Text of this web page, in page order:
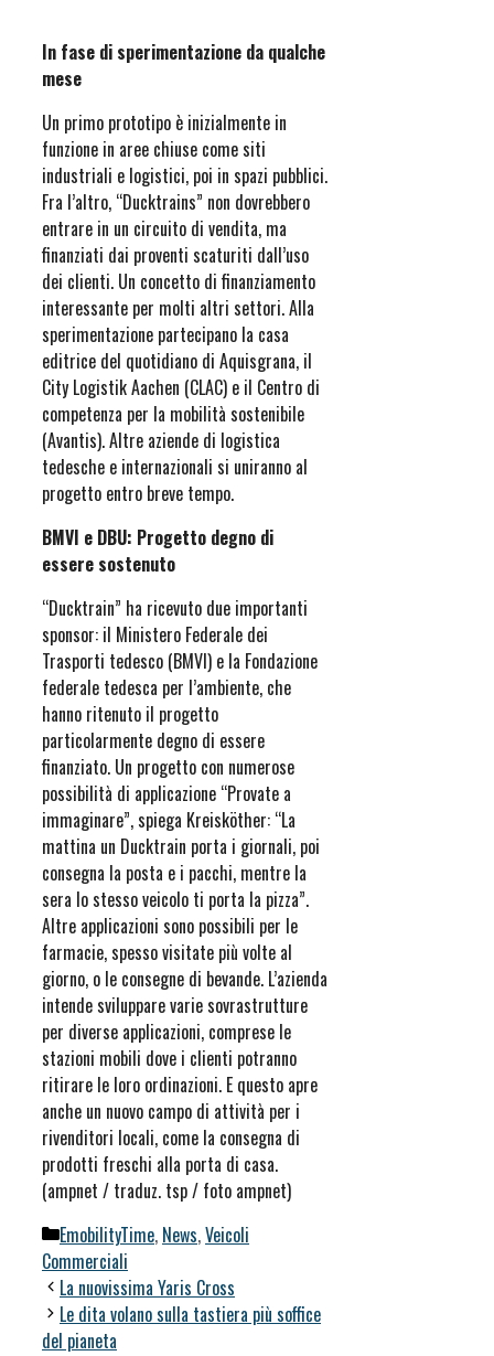
In fase di sperimentazione da qualche
mese
Un primo prototipo è inizialmente in
funzione in aree chiuse come siti
industriali e logistici, poi in spazi pubblici.
Fra l’altro, “Ducktrains” non dovrebbero
entrare in un circuito di vendita, ma
finanziati dai proventi scaturiti dall’uso
dei clienti. Un concetto di finanziamento
interessante per molti altri settori. Alla
sperimentazione partecipano la casa
editrice del quotidiano di Aquisgrana, il
City Logistik Aachen (CLAC) e il Centro di
competenza per la mobilità sostenibile
(Avantis). Altre aziende di logistica
tedesche e internazionali si uniranno al
progetto entro breve tempo.
BMVI e DBU: Progetto degno di
essere sostenuto
“Ducktrain” ha ricevuto due importanti
sponsor: il Ministero Federale dei
Trasporti tedesco (BMVI) e la Fondazione
federale tedesca per l’ambiente, che
hanno ritenuto il progetto
particolarmente degno di essere
finanziato. Un progetto con numerose
possibilità di applicazione “Provate a
immaginare”, spiega Kreisköther: “La
mattina un Ducktrain porta i giornali, poi
consegna la posta e i pacchi, mentre la
sera lo stesso veicolo ti porta la pizza”.
Altre applicazioni sono possibili per le
farmacie, spesso visitate più volte al
giorno, o le consegne di bevande. L’azienda
intende sviluppare varie sovrastrutture
per diverse applicazioni, comprese le
stazioni mobili dove i clienti potranno
ritirare le loro ordinazioni. E questo apre
anche un nuovo campo di attività per i
rivenditori locali, come la consegna di
prodotti freschi alla porta di casa.
(ampnet / traduz. tsp / foto ampnet)
Categorie
EmobilityTime, News,Veicoli
Commerciali
La nuovissima Yaris Cross
Le dita volano sulla tastiera più soffice
del pianeta